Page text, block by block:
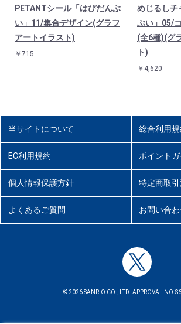
PETANTシール「はぴだんぶ
い」11/集合デザイン(グラフ
アートイラスト)
￥715
めじるしチ
ぶい」05/
(全6種)(グ
ト)
￥4,620
当サイトについて 総合利用規
EC利用規約 ポイント
個人情報保護方針 特定商取
よくあるご質問 お問い合
© 2026 SANRIO CO., LTD. APPROVAL